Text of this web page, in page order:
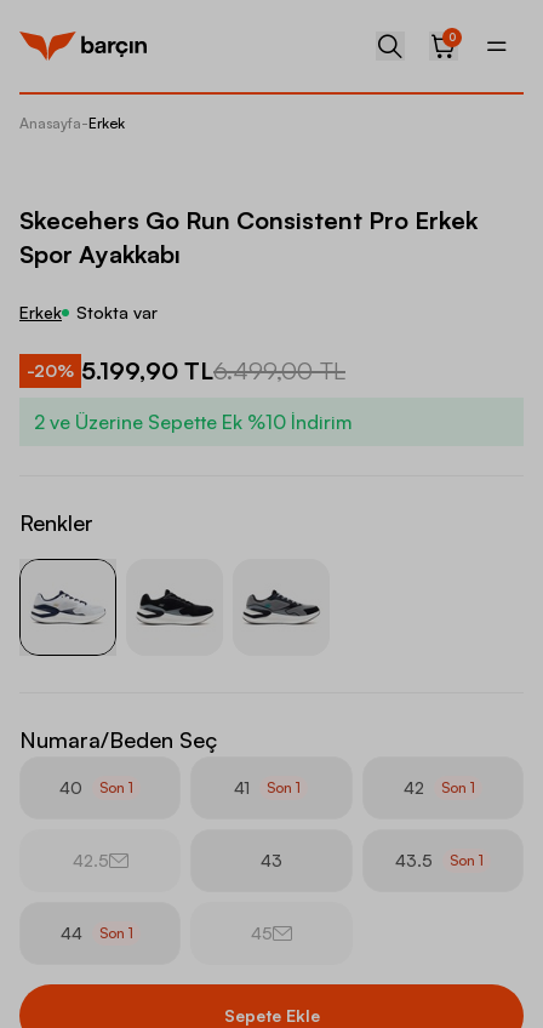
0
Anasayfa-Erkek
Skecehers Go Run Consistent Pro Erkek
Spor Ayakkabı
Erkek Stokta var
-20% 5.199,90 TL6.499,00 TL
2 ve Üzerine Sepette Ek %10 İndirim
Renkler
Numara/Beden Seç
40 Son1 41 Son1 42 Son 1
42.5 43 43.5 Son 1
44 Son 1 45
Sepete Ekle